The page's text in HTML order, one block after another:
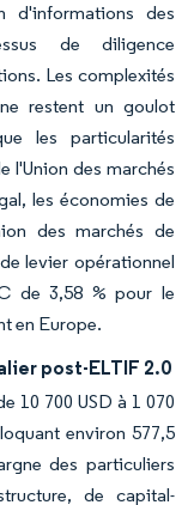
d'informations des
de diligence
Les complexités
restent un goulot
les particularités
l'Union des marchés
les économies de
des marchés de
levier opérationnel
de 3,58 % pour le
en Europe.
post-ELTIF 2.0
10 700 USD à 1 070
environ 577,5
des particuliers
de capital-